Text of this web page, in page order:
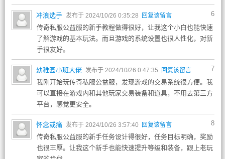
6
冲浪选手 发布于 2024/10/26 0:35:28 回复该留言
传奇私服公益服的新手教程做得很好，让我这个小白也能快速
了解游戏的基本玩法。而且游戏的系统设置也很人性化，对新
手很友好。
7
幼稚园小班大佬 发布于 2024/10/26 0:47:35 回复该留言
我刚开始玩传奇私服公益服，发现游戏的交易系统很方便。我
可以直接在游戏内和其他玩家交易装备和道具，不用去第三方
平台，感觉更安全。
8
怀念或痛 发布于 2024/10/26 3:57:40 回复该留言
传奇私服公益服的新手任务设计得很好，任务目标明确，奖励
也很丰厚。让我这个新手也能快速提升等级和装备，跟上老玩